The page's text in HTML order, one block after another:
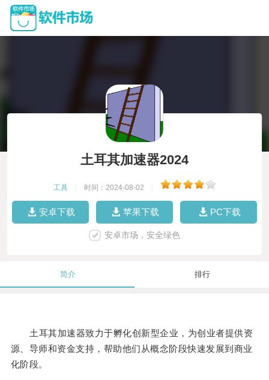
土耳其加速器2024
工具 时间：2024-08-02
安卓下载 苹果下载 PC下载
安卓市场，安全绿色
简介 排行
土耳其加速器致力于孵化创新型企业，为创业者提供资
源、导师和资金支持，帮助他们从概念阶段快速发展到商业
化阶段。